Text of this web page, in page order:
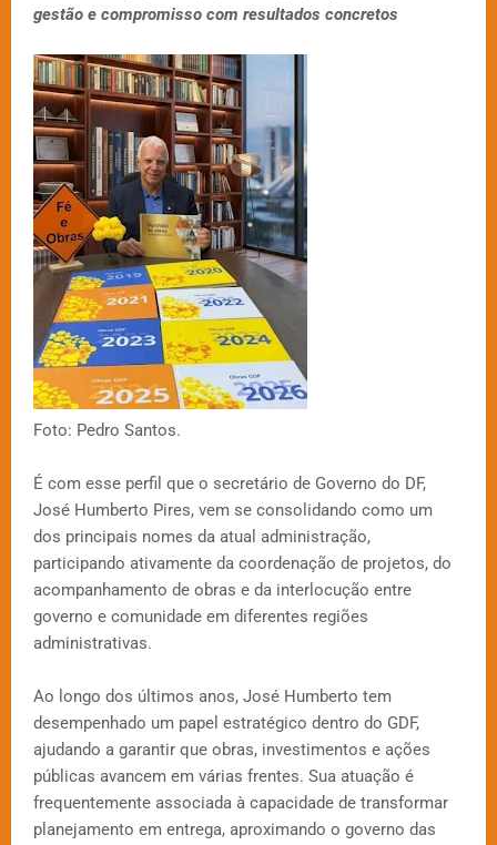
gestão e compromisso com resultados concretos
Foto: Pedro Santos.
É com esse perfil que o secretário de Governo do DF,
José Humberto Pires, vem se consolidando como um
dos principais nomes da atual administração,
participando ativamente da coordenação de projetos, do
acompanhamento de obras e da interlocução entre
governo e comunidade em diferentes regiões
administrativas.
Ao longo dos últimos anos, José Humberto tem
desempenhado um papel estratégico dentro do GDF,
ajudando a garantir que obras, investimentos e ações
públicas avancem em várias frentes. Sua atuação é
frequentemente associada à capacidade de transformar
planejamento em entrega, aproximando o governo das